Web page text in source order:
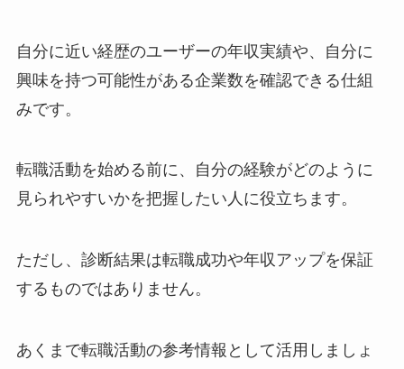
自分に近い経歴のユーザーの年収実績や、自分に
興味を持つ可能性がある企業数を確認できる仕組
みです。
転職活動を始める前に、自分の経験がどのように
見られやすいかを把握したい人に役立ちます。
ただし、診断結果は転職成功や年収アップを保証
するものではありません。
あくまで転職活動の参考情報として活用しましょ